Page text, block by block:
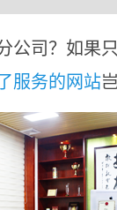
公司？如果
服务的网站